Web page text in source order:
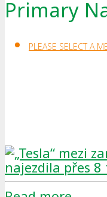
Primary
PLEASE SELECT A